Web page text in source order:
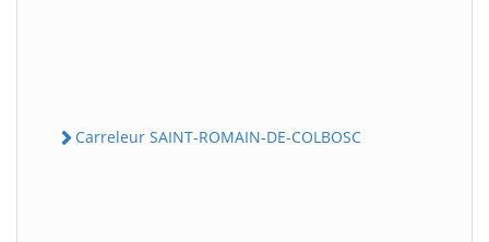
Carreleur SAINT-ROMAIN-DE-COLBOSC